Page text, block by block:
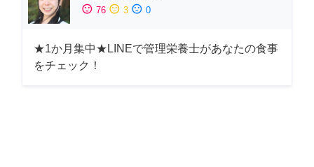
sentiment_satisfied 76 sentiment_neutral 3 sentiment_dissatisfied 0
★1か月集中★LINEで管理栄養士があなたの食事
をチェック！